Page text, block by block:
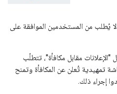
من المستخدمين الموافقة على
مقابل مكافأة"، تتطلّب
تُعلن عن المكافأة وتمنح
ذلك.